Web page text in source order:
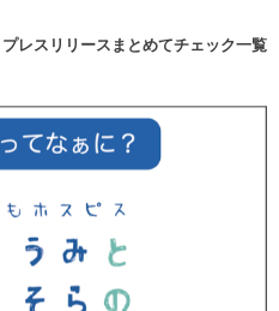
プレスリリースまとめてチェック一覧